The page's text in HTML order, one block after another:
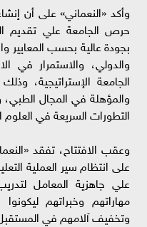
وأكد «النعماني» على أن
حرص الجامعة علي تقديم
بجودة عالية بحسب المعايير
والدولي، والاستمرار في
الجامعة الإستراتيجية،
والمؤهلة في المجال
التطورات السريعة في العلوم
وعقب الافتتاح، تفقد
على انتظام سير العملية
علي جاهزية المعامل
مهاراتهم وخبراتهم
وتخفيف آلامهم في